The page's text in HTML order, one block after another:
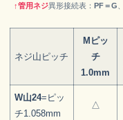
↑管用ネジ異形接続表： PF＝G
ネジ山ピッチ
M ピッ
チ
1.0mm
W山24=ピッ
チ1.058mm
△